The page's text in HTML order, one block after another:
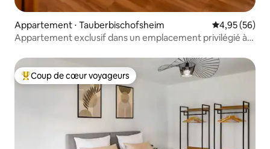
Appartement ⋅ Tauberbischofsheim Évaluation
4,95 (56)
Appartement exclusif dans un emplacement privilégié à
Coups de cœur voyageurs les plus appréciés
Coup de cœur voyageurs